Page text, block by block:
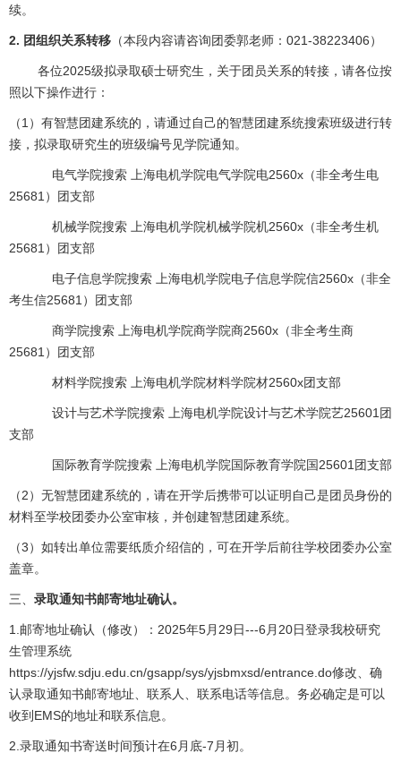
续。
2. 团组织关系转移 （本段内容请咨询团委郭老师：021-38223406）
各位2025级拟录取硕士研究生，关于团员关系的转接，请各位按
照以下操作进行：
（1）有智慧团建系统的，请通过自己的智慧团建系统搜索班级进行转
接，拟录取研究生的班级编号见学院通知。
电气学院搜索 上海电机学院电气学院电2560x（非全考生电
25681）团支部
机械学院搜索 上海电机学院机械学院机2560x（非全考生机
25681）团支部
电子信息学院搜索 上海电机学院电子信息学院信2560x（非全
考生信25681）团支部
商学院搜索 上海电机学院商学院商2560x（非全考生商
25681）团支部
材料学院搜索 上海电机学院材料学院材2560x团支部
设计与艺术学院搜索 上海电机学院设计与艺术学院艺25601团
支部
国际教育学院搜索 上海电机学院国际教育学院国25601团支部
（2）无智慧团建系统的，请在开学后携带可以证明自己是团员身份的
材料至学校团委办公室审核，并创建智慧团建系统。
（3）如转出单位需要纸质介绍信的，可在开学后前往学校团委办公室
盖章。
三、 录取通知书邮寄地址确认。
1.邮寄地址确认（修改）：2025年5月29日---6月20日登录我校研究
生管理系统
https://yjsfw.sdju.edu.cn/gsapp/sys/yjsbmxsd/entrance.do修改、确
认录取通知书邮寄地址、联系人、联系电话等信息。务必确定是可以
收到EMS的地址和联系信息。
2.录取通知书寄送时间预计在6月底-7月初。